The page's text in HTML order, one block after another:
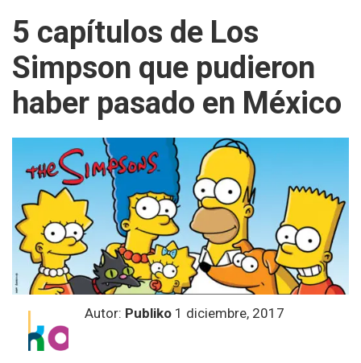
5 capítulos de Los
Simpson que pudieron
haber pasado en México
Autor: Publiko 1 diciembre, 2017